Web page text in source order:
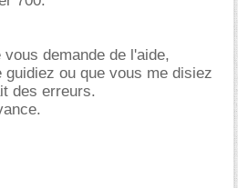
demande de l'aide,
guidiez ou que vous me disiez
des erreurs.